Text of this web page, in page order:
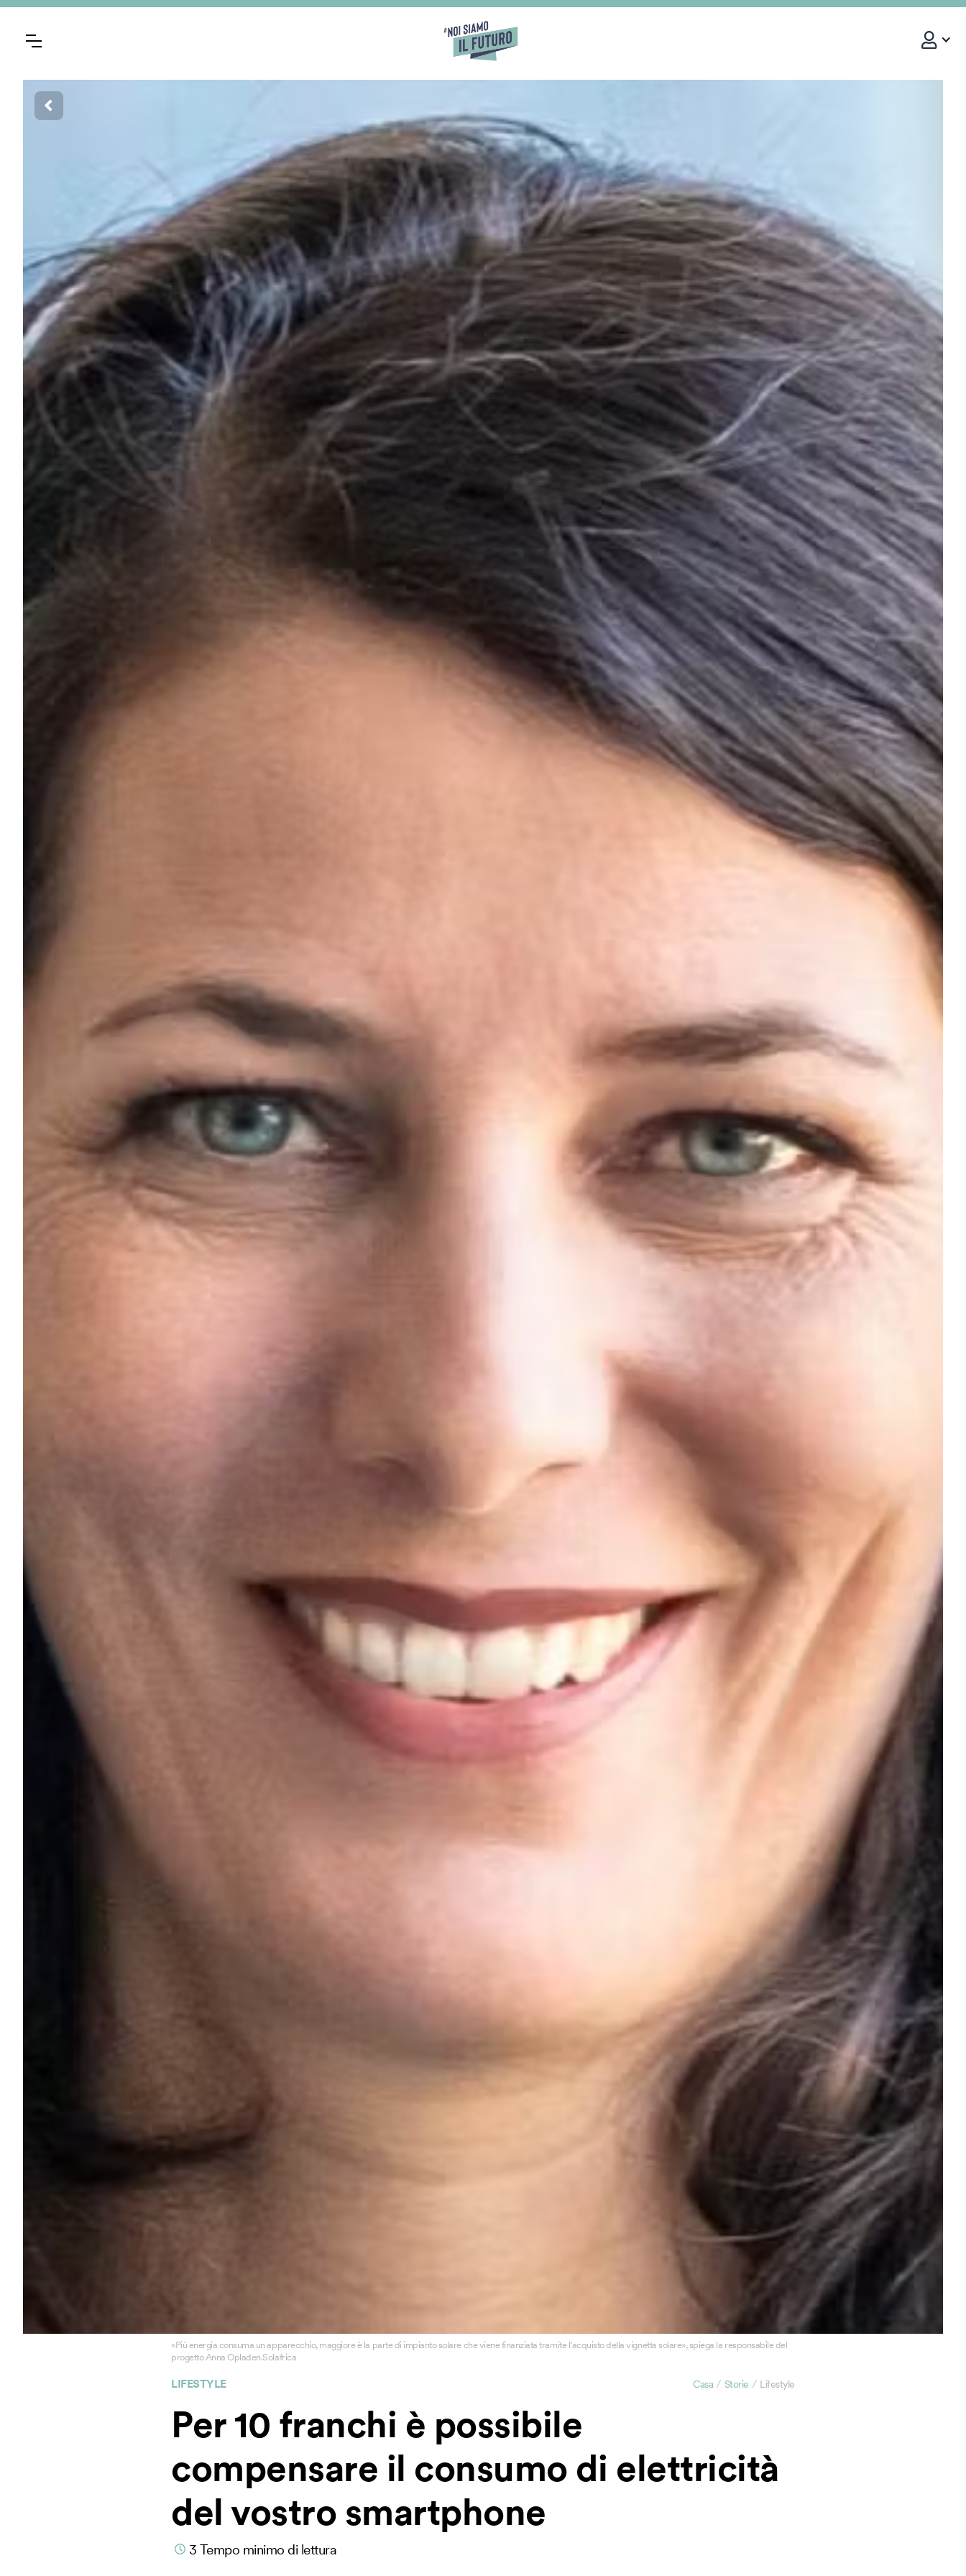
«Più energia consuma un apparecchio, maggiore è la parte di impianto solare che viene finanziata tramite l’acquisto della vignetta solare», spiega la responsabile del
progetto Anna Opladen.Solafrica
LIFESTYLE Casa / Storie / Lifestyle
Per 10 franchi è possibile
compensare il consumo di elettricità
del vostro smartphone
3 Tempo minimo di lettura